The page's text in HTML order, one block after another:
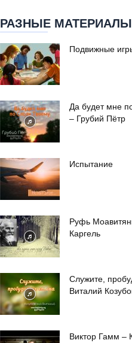
РАЗНЫЕ МАТЕРИАЛЫ
Подвижные
Да будет мне
– Грубий Пётр
Испытание
Руфь
Каргель
Служите,
Виталий
Виктор Гамм –